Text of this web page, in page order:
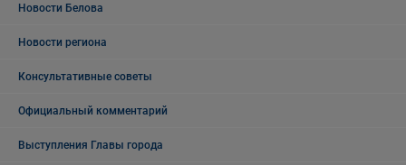
Новости Белова
Новости региона
Консультативные советы
Официальный комментарий
Выступления Главы города